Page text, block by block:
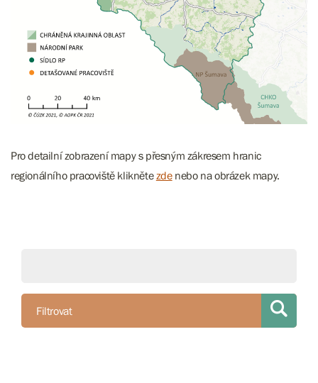
Pro detailní zobrazení mapy s přesným zákresem hranic
regionálního pracoviště kliknětezdenebo na obrázek mapy.
Filtrovat